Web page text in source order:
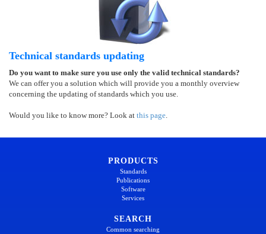
Technical standards updating
Do you want to make sure you use only the valid technical standards?
We can offer you a solution which will provide you a monthly overview
concerning the updating of standards which you use.
Would you like to know more? Look at this page.
PRODUCTS
Standards
Publications
Software
Services
SEARCH
Common searching